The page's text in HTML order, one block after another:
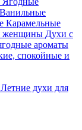
Ванильные
Карамельные
женщины Духи с
ароматы
спокойные и
Летние духи для